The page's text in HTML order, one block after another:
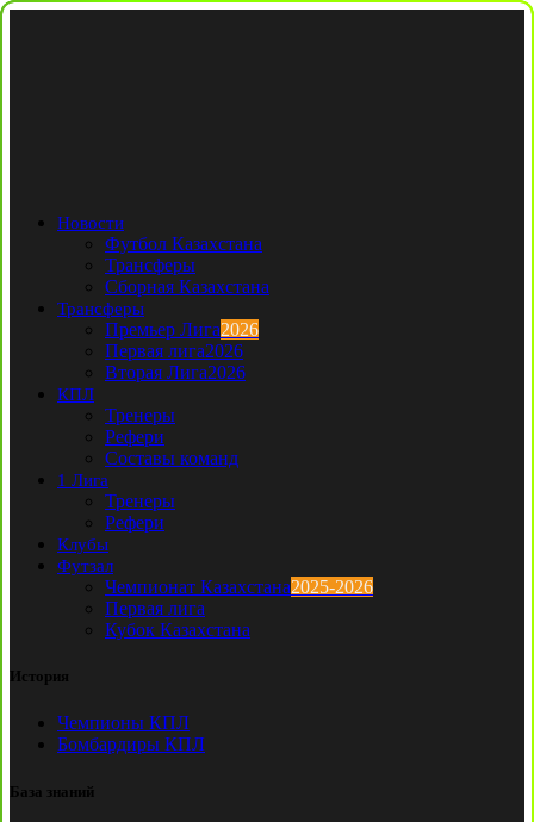
Новости
Футбол Казахстана
Трансферы
Сборная Казахстана
Трансферы
Премьер Лига2026
Первая лига2026
Вторая Лига2026
КПЛ
Тренеры
Рефери
Составы команд
1 Лига
Тренеры
Рефери
Клубы
Футзал
Чемпионат Казахстана2025-2026
Первая лига
Кубок Казахстана
История
Чемпионы КПЛ
Бомбардиры КПЛ
База знаний